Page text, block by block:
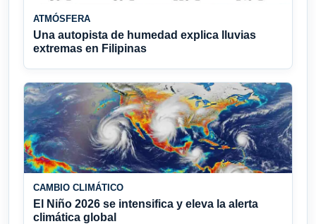
ATMÓSFERA
Una autopista de humedad explica lluvias
extremas en Filipinas
CAMBIO CLIMÁTICO
El Niño 2026 se intensifica y eleva la alerta
climática global